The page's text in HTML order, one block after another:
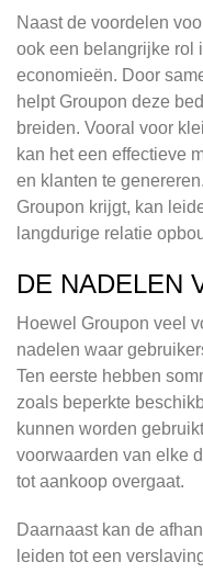
Naast de voordelen
ook een belangrijke rol
economieën. Door
helpt Groupon deze
breiden. Vooral voor
kan het een effectieve
en klanten te
Groupon krijgt, kan
langdurige relatie
DE NADELEN
Hoewel Groupon veel
nadelen waar
Ten eerste hebben
zoals beperkte
kunnen worden
voorwaarden van elke
tot aankoop overgaat.
Daarnaast kan de
leiden tot een